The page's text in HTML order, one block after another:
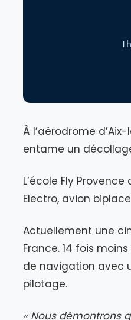
À l’aérodrome
entame un
L’école Fly
Electro, avion
Actuellement une
France. 14 fois
de navigation avec
pilotage.
« Nous démontrons